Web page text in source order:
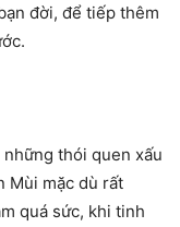
đời, để tiếp thêm
thói quen xấu
Mùi mặc dù rất
quá sức, khi tinh